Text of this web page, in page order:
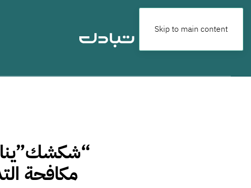
Skip to main content
مكافحة